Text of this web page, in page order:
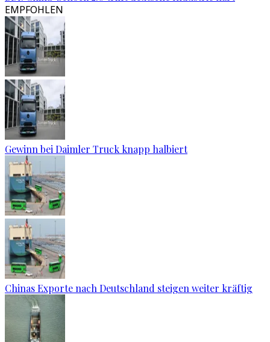
EMPFOHLEN
Gewinn bei Daimler Truck knapp halbiert
Chinas Exporte nach Deutschland steigen weiter kräftig